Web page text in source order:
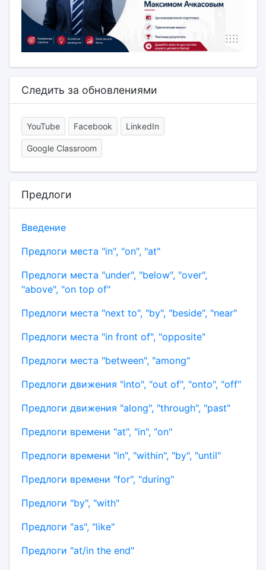
Следить за обновлениями
YouTube Facebook LinkedIn
Google Classroom
Предлоги
Введение
Предлоги места "in", "on", "at"
Предлоги места "under", "below", "over",
"above", "on top of"
Предлоги места "next to", "by", "beside", "near"
Предлоги места "in front of", "opposite"
Предлоги места "between", "among"
Предлоги движения "into", "out of", "onto", "off"
Предлоги движения "along", "through", "past"
Предлоги времени "at", "in", "on"
Предлоги времени "in", "within", "by", "until"
Предлоги времени "for", "during"
Предлоги "by", "with"
Предлоги "as", "like"
Предлоги "at/in the end"